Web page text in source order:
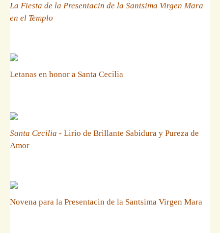
La Fiesta de la Presentacin de la Santsima Virgen Mara
en el Templo
Letanas en honor a Santa Cecilia
Santa Cecilia - Lirio de Brillante Sabidura y Pureza de
Amor
Novena para la Presentacin de la Santsima Virgen Mara